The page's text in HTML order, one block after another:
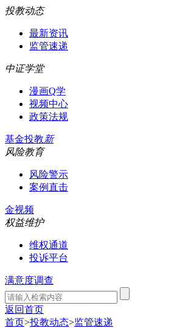
投教动态
最新资讯
监管速递
中证学堂
漫画Q学
视频中心
政策法规
基金投教新
风险教育
风险警示
案例直击
金视频
权益维护
维权通道
投诉平台
满意度调查
返回首页
首页>投教动态>监管速递